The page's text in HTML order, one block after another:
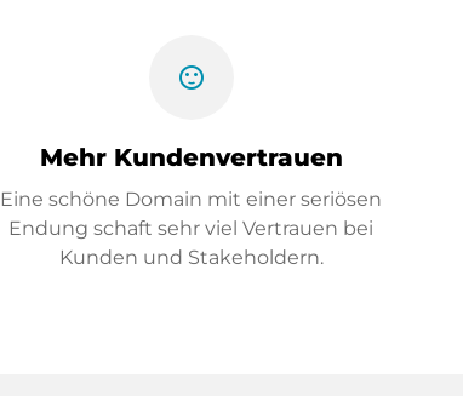
sentiment_satisfied
Mehr Kundenvertrauen
Eine schöne Domain mit einer seriösen
Endung schaft sehr viel Vertrauen bei
Kunden und Stakeholdern.